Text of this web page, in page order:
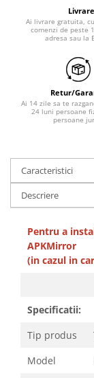
Livrare
Ai livrare gratuita,
comenzi de peste
adresa sau la
Retur/
Ai 14 zile sa te
24 luni persoane
persoane
Caracteristici
Descriere
Pentru a
APKMirror
(in cazul in
Specificatii:
Tip produs
Model